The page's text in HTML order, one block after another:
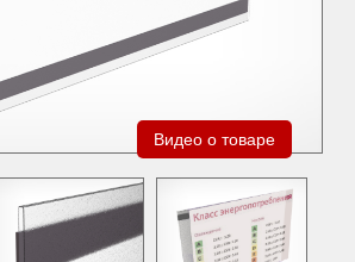
Видео о товаре